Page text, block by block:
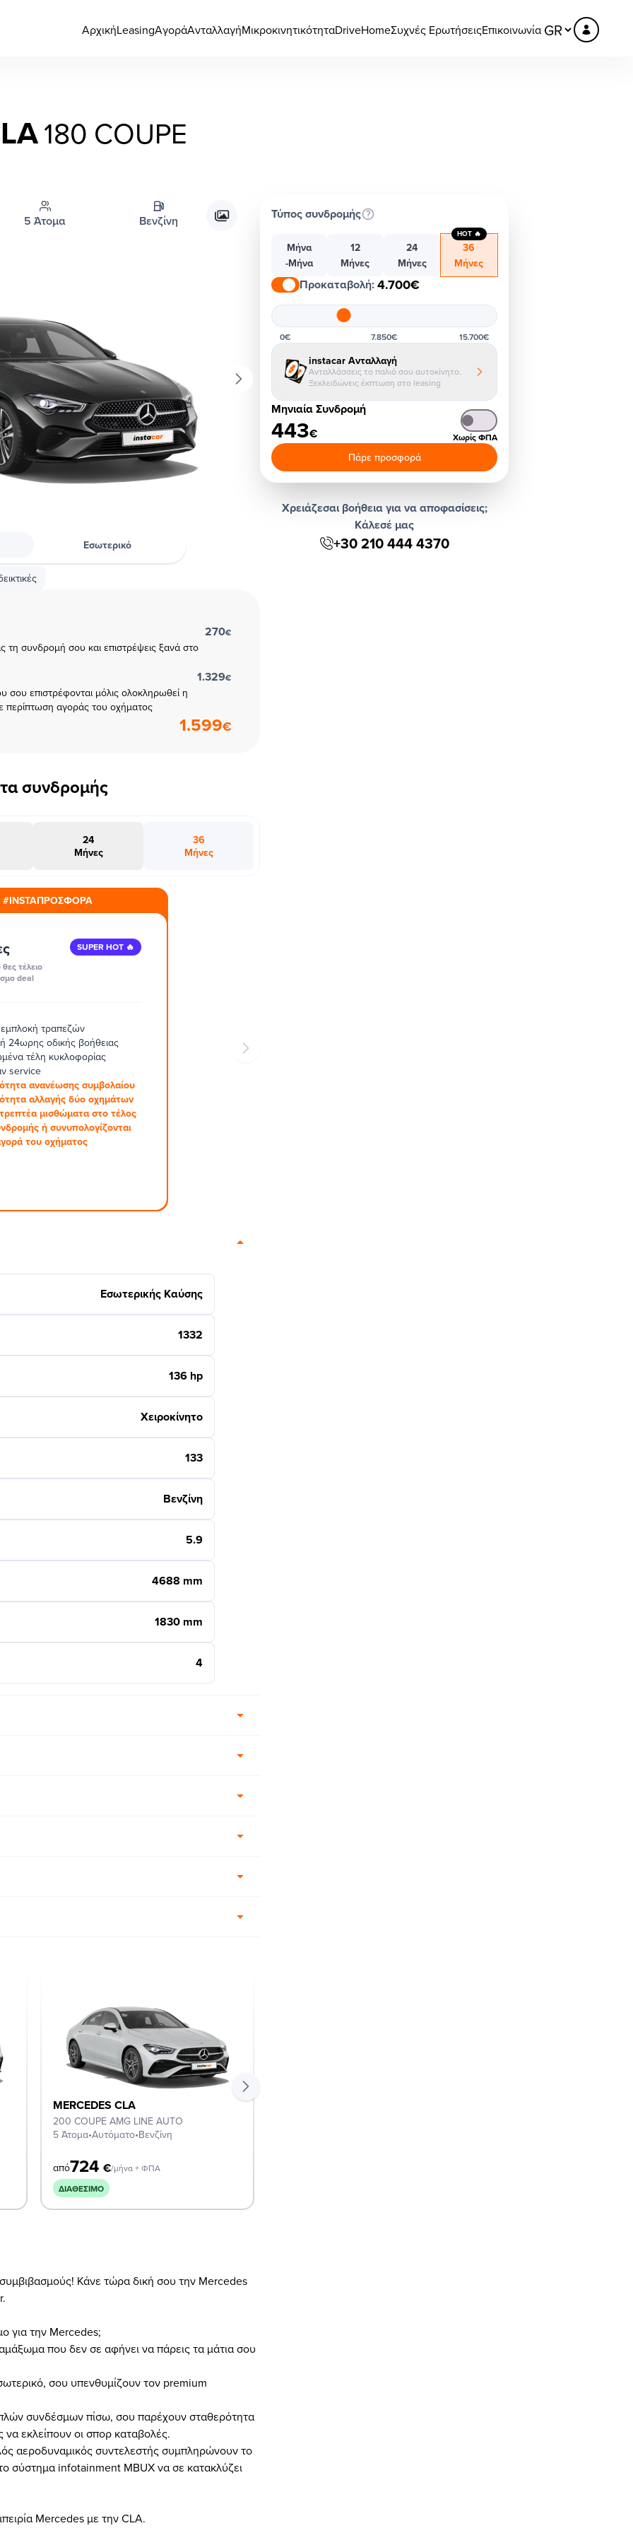
ΑρχικήLeasingΑγοράΑνταλλαγήΜικροκινητικότηταDriveHomeΣυχνές ΕρωτήσειςΕπικοινωνία
180 COUPE
5 Άτομα Βενζίνη
Εσωτερικό
τη συνδρομή σου και επιστρέψεις ξανά στο
270€
επιστρέφονται μόλις ολοκληρωθεί η
περίπτωση αγοράς του οχήματος
1.329€
1.599€
συνδρομής
24
Μήνες
36
Μήνες
#INSTAΠΡΟΣΦΟΡΑ
τέλειο
deal
SUPER HOT 🔥
τραπεζών
24ωρης οδικής βοήθειας
τέλη κυκλοφορίας
service
ανανέωσης συμβολαίου
αλλαγής δύο οχημάτων
μισθώματα στο τέλος
ή συνυπολογίζονται
του οχήματος
Εσωτερικής Καύσης
1332
136 hp
Χειροκίνητο
133
Βενζίνη
5.9
4688 mm
1830 mm
4
MERCEDES CLA
200 COUPE AMG LINE AUTO
5 Άτομα•Αυτόματο•Βενζίνη
από724 €/μήνα + ΦΠΑ
ΔΙΑΘΈΣΙΜΟ
Κάνε τώρα δική σου την Mercedes
για την Mercedes;
που δεν σε αφήνει να πάρεις τα μάτια σου
σου υπενθυμίζουν τον premium
συνδέσμων πίσω, σου παρέχουν σταθερότητα
να εκλείπουν οι σπορ καταβολές.
αεροδυναμικός συντελεστής συμπληρώνουν το
σύστημα infotainment MBUX να σε κατακλύζει
Mercedes με την CLA.
Τύπος συνδρομής
Μήνα
-Μήνα
12
Μήνες
24
Μήνες
36
Μήνες
HOT 🔥
Προκαταβολή:4.700€
0€ 7.850€ 15.700€
instacar Ανταλλαγή
Ανταλλάσσεις το παλιό σου αυτοκίνητο.
Ξεκλειδώνεις έκπτωση στο leasing
Μηνιαία Συνδρομή
443€ Χωρίς ΦΠΑ
Πάρε προσφορά
Χρειάζεσαι βοήθεια για να αποφασίσεις;
Κάλεσέ μας
+30 210 444 4370